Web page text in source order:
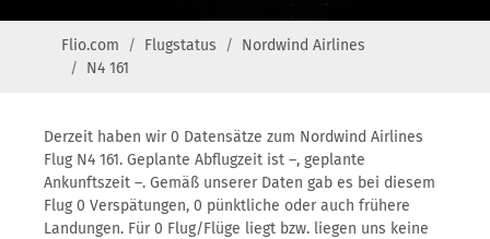
Flio.com Flugstatus
Nordwind Airlines
N4 161
Derzeit haben wir 0 Datensätze zum Nordwind Airlines
Flug N4 161. Geplante Abflugzeit ist –, geplante
Ankunftszeit –. Gemäß unserer Daten gab es bei diesem
Flug 0 Verspätungen, 0 pünktliche oder auch frühere
Landungen. Für 0 Flug/Flüge liegt bzw. liegen uns keine